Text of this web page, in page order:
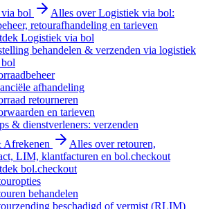
bol
Alles over Logistiek via bol:
retourafhandeling en tarieven
Logistiek via bol
behandelen & verzenden via logistiek
afhandeling
retourneren
en tarieven
& dienstverleners: verzenden
Afrekenen
Alles over retouren,
LIM, klantfacturen en bol.checkout
bol.checkout
behandelen
beschadigd of vermist (RLIM)